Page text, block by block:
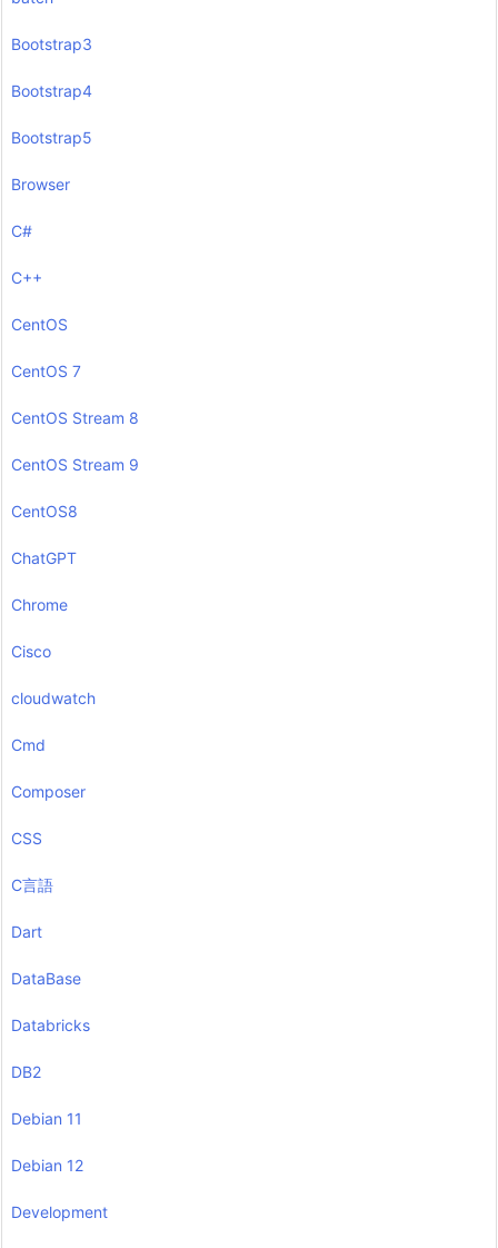
Bootstrap3
Bootstrap4
Bootstrap5
Browser
C#
C++
CentOS
CentOS 7
CentOS Stream 8
CentOS Stream 9
CentOS8
ChatGPT
Chrome
Cisco
cloudwatch
Cmd
Composer
CSS
C言語
Dart
DataBase
Databricks
DB2
Debian 11
Debian 12
Development